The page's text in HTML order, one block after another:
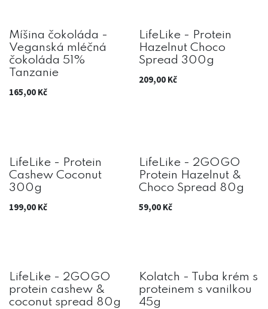
Míšina čokoláda -
Veganská mléčná
čokoláda 51%
Tanzanie
165,00 Kč
LifeLike - Protein
Hazelnut Choco
Spread 300g
209,00Kč
LifeLike - Protein
Cashew Coconut
300g
199,00 Kč
LifeLike - 2GOGO
Protein Hazelnut &
Choco Spread 80g
59,00Kč
LifeLike - 2GOGO
protein cashew &
coconut spread 80g
Kolatch - Tuba krém s
proteinem s vanilkou
45g